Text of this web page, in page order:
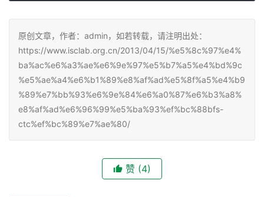
原创文章，作者：admin，如若转载，请注明出处：
https://www.isclab.org.cn/2013/04/15/%e5%8c%97%e4%
ba%ac%e6%a3%ae%e6%9e%97%e5%b7%a5%e4%bd%9c
%e5%ae%a4%e6%b1%89%e8%af%ad%e5%8f%a5%e4%b9
%89%e7%bb%93%e6%9e%84%e6%a0%87%e6%b3%a8%
e8%af%ad%e6%96%99%e5%ba%93%ef%bc%88bfs-
ctc%ef%bc%89%e7%ae%80/
赞 (4)